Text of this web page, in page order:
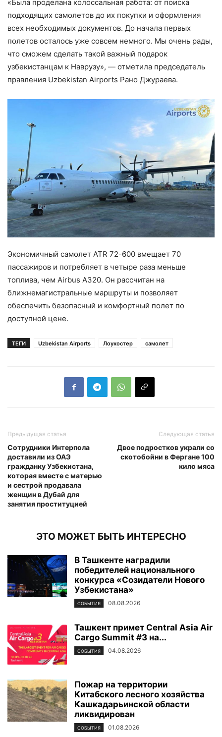
«Была проделана колоссальная работа: от поиска
подходящих самолетов до их покупки и оформления
всех необходимых документов. До начала первых
полетов осталось уже совсем немного. Мы очень рады,
что сможем сделать такой важный подарок
узбекистанцам к Наврузу», — отметила председатель
правления Uzbekistan Airports Рано Джураева.
Экономичный самолет ATR 72-600 вмещает 70
пассажиров и потребляет в четыре раза меньше
топлива, чем Airbus А320. Он рассчитан на
ближнемагистральные маршруты и позволяет
обеспечить безопасный и комфортный полет по
доступной цене.
ТЕГИ Uzbekistan Airports Лоукостер самолет
Предыдущая статья
Сотрудники Интерпола
доставили из ОАЭ
гражданку Узбекистана,
которая вместе с матерью
и сестрой продавала
женщин в Дубай для
занятия проституцией
Следующая статья
Двое подростков украли со
скотобойни в Фергане 100
кило мяса
ЭТО МОЖЕТ БЫТЬ ИНТЕРЕСНО
В Ташкенте наградили
победителей национального
конкурса «Созидатели Нового
Узбекистана»
СОБЫТИЯ 08.08.2026
Ташкент примет Central Asia Air
Cargo Summit #3 на...
СОБЫТИЯ 04.08.2026
Пожар на территории
Китабского лесного хозяйства
Кашкадарьинской области
ликвидирован
СОБЫТИЯ 01.08.2026